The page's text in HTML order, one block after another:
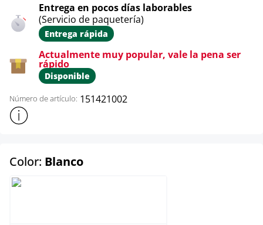
Entrega en pocos días laborables
(Servicio de paquetería)
Entrega rápida
Actualmente muy popular, vale la pena ser
rápido
Disponible
Número de artículo: 151421002
Mostrar más información sobre el producto
Color: Blancoselect